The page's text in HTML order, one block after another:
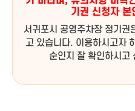
기권 신청자 본
서귀포시 공영주차장 정기권
고 있습니다. 이용하시고자
순인지 잘 확인하시고